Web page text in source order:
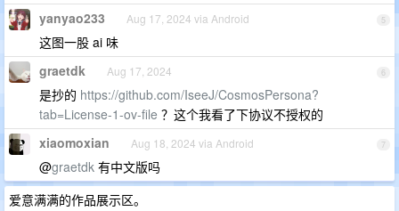
5
yanyao233 Aug 17, 2024 via Android
这图一股 ai 味
6
graetdk Aug 17, 2024
是抄的 https://github.com/IseeJ/CosmosPersona?
tab=License-1-ov-file ？这个我看了下协议不授权的
7
xiaomoxian Aug 18, 2024 via Android
@graetdk 有中文版吗
爱意满满的作品展示区。